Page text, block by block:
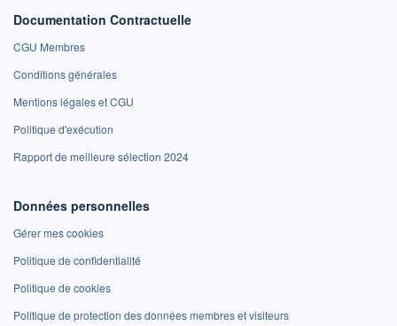
Documentation Contractuelle
CGU Membres
Conditions générales
Mentions légales et CGU
Politique d'exécution
Rapport de meilleure sélection 2024
Données personnelles
Gérer mes cookies
Politique de confidentialité
Politique de cookies
Politique de protection des données membres et visiteurs